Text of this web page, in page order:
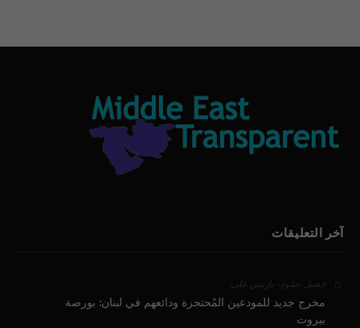
آخر التعليقات
فضيل حمّود - باريس على
مخرج جديد للمودعين المُحتجزة ودائعهم في لبنان: بورصة
بيروت